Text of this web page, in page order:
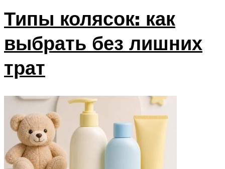
Типы колясок: как
выбрать без лишних
трат